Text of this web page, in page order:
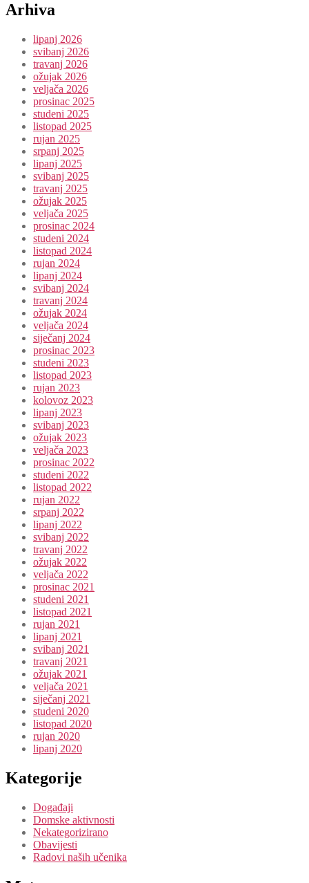
Arhiva
lipanj 2026
svibanj 2026
travanj 2026
ožujak 2026
veljača 2026
prosinac 2025
studeni 2025
listopad 2025
rujan 2025
srpanj 2025
lipanj 2025
svibanj 2025
travanj 2025
ožujak 2025
veljača 2025
prosinac 2024
studeni 2024
listopad 2024
rujan 2024
lipanj 2024
svibanj 2024
travanj 2024
ožujak 2024
veljača 2024
siječanj 2024
prosinac 2023
studeni 2023
listopad 2023
rujan 2023
kolovoz 2023
lipanj 2023
svibanj 2023
ožujak 2023
veljača 2023
prosinac 2022
studeni 2022
listopad 2022
rujan 2022
srpanj 2022
lipanj 2022
svibanj 2022
travanj 2022
ožujak 2022
veljača 2022
prosinac 2021
studeni 2021
listopad 2021
rujan 2021
lipanj 2021
svibanj 2021
travanj 2021
ožujak 2021
veljača 2021
siječanj 2021
studeni 2020
listopad 2020
rujan 2020
lipanj 2020
Kategorije
Događaji
Domske aktivnosti
Nekategorizirano
Obavijesti
Radovi naših učenika